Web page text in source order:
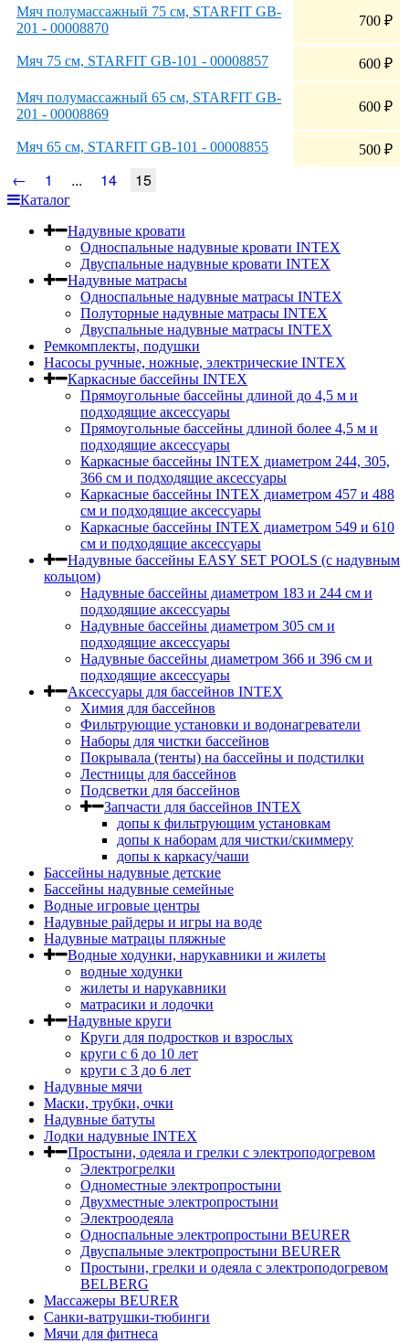
Мяч полумассажный 75 см, STARFIT GB-
201 - 00008870
700 ₽
Мяч 75 см, STARFIT GB-101 - 00008857 600 ₽
Мяч полумассажный 65 см, STARFIT GB-
201 - 00008869
600 ₽
Мяч 65 см, STARFIT GB-101 - 00008855 500 ₽
← 1 ... 14 15
Каталог
Надувные кровати
Односпальные надувные кровати INTEX
Двуспальные надувные кровати INTEX
Надувные матрасы
Односпальные надувные матрасы INTEX
Полуторные надувные матрасы INTEX
Двуспальные надувные матрасы INTEX
Ремкомплекты, подушки
Насосы ручные, ножные, электрические INTEX
Каркасные бассейны INTEX
Прямоугольные бассейны длиной до 4,5 м и
подходящие аксессуары
Прямоугольные бассейны длиной более 4,5 м и
подходящие аксессуары
Каркасные бассейны INTEX диаметром 244, 305,
366 см и подходящие аксессуары
Каркасные бассейны INTEX диаметром 457 и 488
cм и подходящие аксессуары
Каркасные бассейны INTEX диаметром 549 и 610
см и подходящие аксессуары
Надувные бассейны EASY SET POOLS (с надувным
кольцом)
Надувные бассейны диаметром 183 и 244 см и
подходящие аксессуары
Надувные бассейны диаметром 305 см и
подходящие аксессуары
Надувные бассейны диаметром 366 и 396 см и
подходящие аксессуары
Аксессуары для бассейнов INTEX
Химия для бассейнов
Фильтрующие установки и водонагреватели
Наборы для чистки бассейнов
Покрывала (тенты) на бассейны и подстилки
Лестницы для бассейнов
Подсветки для бассейнов
Запчасти для бассейнов INTEX
допы к фильтрующим установкам
допы к наборам для чистки/скиммеру
допы к каркасу/чаши
Бассейны надувные детские
Бассейны надувные семейные
Водные игровые центры
Надувные райдеры и игры на воде
Надувные матрацы пляжные
Водные ходунки, нарукавники и жилеты
водные ходунки
жилеты и нарукавники
матрасики и лодочки
Надувные круги
Круги для подростков и взрослых
круги с 6 до 10 лет
круги c 3 до 6 лет
Надувные мячи
Маски, трубки, очки
Надувные батуты
Лодки надувные INTEX
Простыни, одеяла и грелки с электроподогревом
Электрогрелки
Одноместные электропростыни
Двухместные электропростыни
Электроодеяла
Односпальные электропростыни BEURER
Двуспальные электропростыни BEURER
Простыни, грелки и одеяла с электроподогревом
BELBERG
Массажеры BEURER
Санки-ватрушки-тюбинги
Мячи для фитнеса